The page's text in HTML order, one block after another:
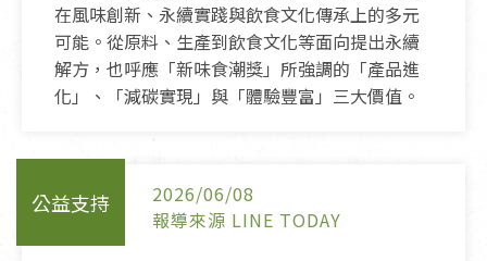
在風味創新、永續實踐與飲食文化傳承上的多元
可能。從原料、生產到飲食文化等面向提出永續
解方，也呼應「新味食潮獎」所強調的「產品進
化」、「減碳實現」與「體驗豐富」三大價值。
公益支持
2026/06/08
報導來源 LINE TODAY